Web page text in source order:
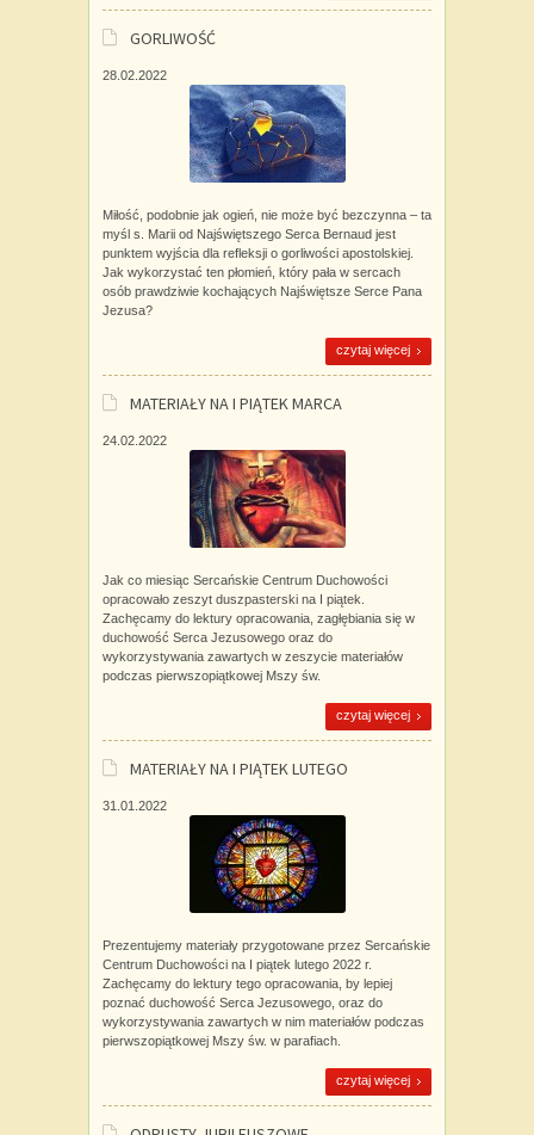
GORLIWOŚĆ
28.02.2022
Miłość, podobnie jak ogień, nie może być bezczynna – ta
myśl s. Marii od Najświętszego Serca Bernaud jest
punktem wyjścia dla refleksji o gorliwości apostolskiej.
Jak wykorzystać ten płomień, który pała w sercach
osób prawdziwie kochających Najświętsze Serce Pana
Jezusa?
czytaj więcej
MATERIAŁY NA I PIĄTEK MARCA
24.02.2022
Jak co miesiąc Sercańskie Centrum Duchowości
opracowało zeszyt duszpasterski na I piątek.
Zachęcamy do lektury opracowania, zagłębiania się w
duchowość Serca Jezusowego oraz do
wykorzystywania zawartych w zeszycie materiałów
podczas pierwszopiątkowej Mszy św.
czytaj więcej
MATERIAŁY NA I PIĄTEK LUTEGO
31.01.2022
Prezentujemy materiały przygotowane przez Sercańskie
Centrum Duchowości na I piątek lutego 2022 r.
Zachęcamy do lektury tego opracowania, by lepiej
poznać duchowość Serca Jezusowego, oraz do
wykorzystywania zawartych w nim materiałów podczas
pierwszopiątkowej Mszy św. w parafiach.
czytaj więcej